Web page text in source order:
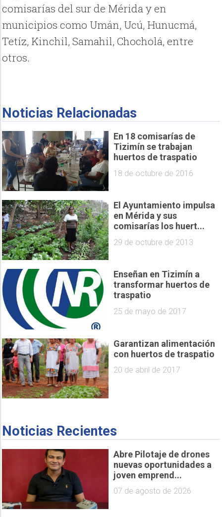
comisarías del sur de Mérida y en
municipios como Umán, Ucú, Hunucmá,
Tetíz, Kinchil, Samahil, Chocholá, entre
otros.
Noticias Relacionadas
En 18 comisarías de
Tizimín se trabajan
huertos de traspatio
18 de octubre de 2016
El Ayuntamiento impulsa
en Mérida y sus
comisarías los huert...
29 de octubre de 2013
Enseñan en Tizimín a
transformar huertos de
traspatio
25 de mayo de 2017
Garantizan alimentación
con huertos de traspatio
20 de abril de 2017
Noticias Recientes
Abre Pilotaje de drones
nuevas oportunidades a
joven emprend...
07 de agosto de 2026